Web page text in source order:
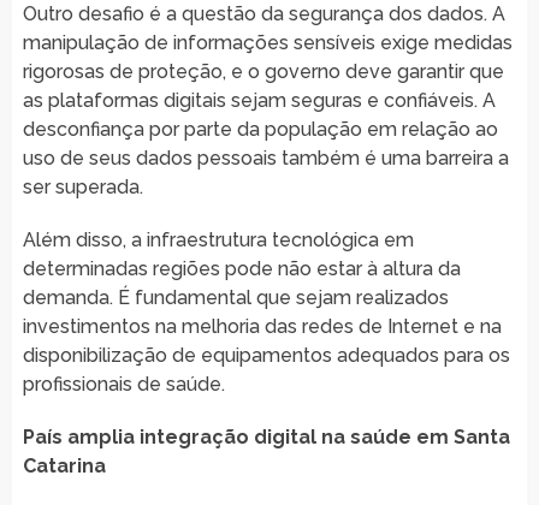
Outro desafio é a questão da segurança dos dados. A
manipulação de informações sensíveis exige medidas
rigorosas de proteção, e o governo deve garantir que
as plataformas digitais sejam seguras e confiáveis. A
desconfiança por parte da população em relação ao
uso de seus dados pessoais também é uma barreira a
ser superada.
Além disso, a infraestrutura tecnológica em
determinadas regiões pode não estar à altura da
demanda. É fundamental que sejam realizados
investimentos na melhoria das redes de Internet e na
disponibilização de equipamentos adequados para os
profissionais de saúde.
País amplia integração digital na saúde em Santa
Catarina